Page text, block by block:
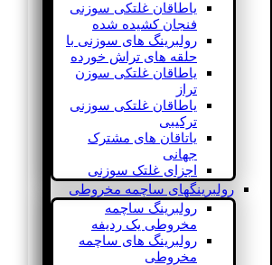
یاطاقان غلتکی سوزنی
فنجان کشیده شده
رولبرینگ های سوزنی با
حلقه های تراش خورده
یاطاقان غلتکی سوزن
تراز
یاطاقان غلتکی سوزنی
ترکیبی
یاتاقان های مشترک
جهانی
اجزای غلتک سوزنی
رولبرینگهای ساچمه مخروطی
رولبرینگ ساچمه
مخروطی یک ردیفه
رولبرینگ های ساچمه
مخروطی